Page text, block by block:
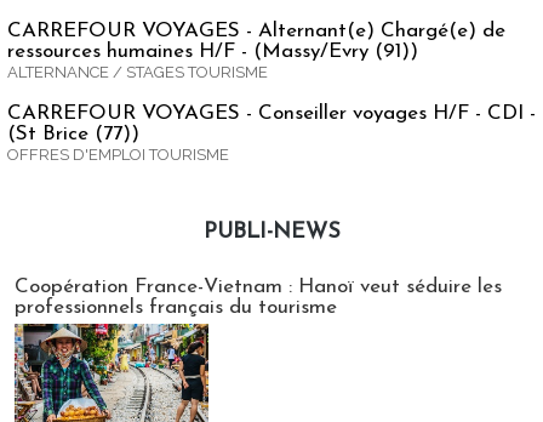
CARREFOUR VOYAGES - Alternant(e) Chargé(e) de
ressources humaines H/F - (Massy/Evry (91))
ALTERNANCE / STAGES TOURISME
CARREFOUR VOYAGES - Conseiller voyages H/F - CDI -
(St Brice (77))
OFFRES D'EMPLOI TOURISME
PUBLI-NEWS
Coopération France-Vietnam : Hanoï veut séduire les
professionnels français du tourisme